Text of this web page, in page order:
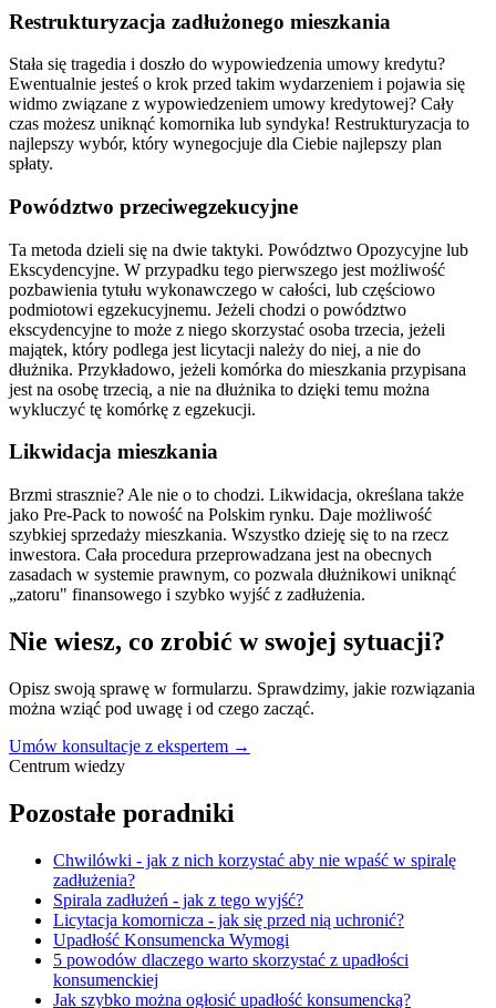
Restrukturyzacja zadłużonego mieszkania
Stała się tragedia i doszło do wypowiedzenia umowy kredytu?
Ewentualnie jesteś o krok przed takim wydarzeniem i pojawia się
widmo związane z wypowiedzeniem umowy kredytowej? Cały
czas możesz uniknąć komornika lub syndyka! Restrukturyzacja to
najlepszy wybór, który wynegocjuje dla Ciebie najlepszy plan
spłaty.
Powództwo przeciwegzekucyjne
Ta metoda dzieli się na dwie taktyki. Powództwo Opozycyjne lub
Ekscydencyjne. W przypadku tego pierwszego jest możliwość
pozbawienia tytułu wykonawczego w całości, lub częściowo
podmiotowi egzekucyjnemu. Jeżeli chodzi o powództwo
ekscydencyjne to może z niego skorzystać osoba trzecia, jeżeli
majątek, który podlega jest licytacji należy do niej, a nie do
dłużnika. Przykładowo, jeżeli komórka do mieszkania przypisana
jest na osobę trzecią, a nie na dłużnika to dzięki temu można
wykluczyć tę komórkę z egzekucji.
Likwidacja mieszkania
Brzmi strasznie? Ale nie o to chodzi. Likwidacja, określana także
jako Pre-Pack to nowość na Polskim rynku. Daje możliwość
szybkiej sprzedaży mieszkania. Wszystko dzieję się to na rzecz
inwestora. Cała procedura przeprowadzana jest na obecnych
zasadach w systemie prawnym, co pozwala dłużnikowi uniknąć
„zatoru" finansowego i szybko wyjść z zadłużenia.
Nie wiesz, co zrobić w swojej sytuacji?
Opisz swoją sprawę w formularzu. Sprawdzimy, jakie rozwiązania
można wziąć pod uwagę i od czego zacząć.
Umów konsultacje z ekspertem →
Centrum wiedzy
Pozostałe poradniki
Chwilówki - jak z nich korzystać aby nie wpaść w spiralę
zadłużenia?
Spirala zadłużeń - jak z tego wyjść?
Licytacja komornicza - jak się przed nią uchronić?
Upadłość Konsumencka Wymogi
5 powodów dlaczego warto skorzystać z upadłości
konsumenckiej
Jak szybko można ogłosić upadłość konsumencką?